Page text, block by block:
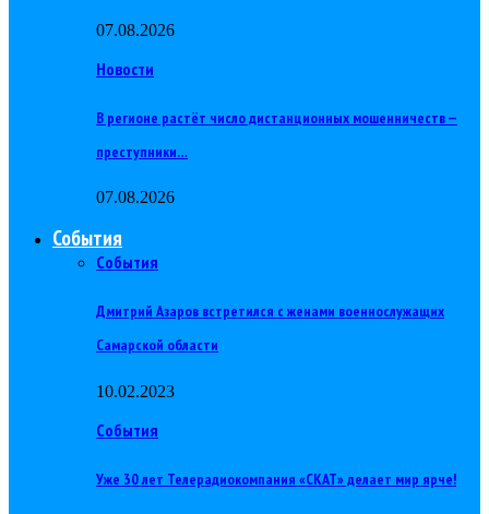
07.08.2026
Новости
В регионе растёт число дистанционных мошенничеств —
преступники…
07.08.2026
События
События
Дмитрий Азаров встретился с женами военнослужащих
Самарской области
10.02.2023
События
Уже 30 лет Телерадиокомпания «СКАТ» делает мир ярче!